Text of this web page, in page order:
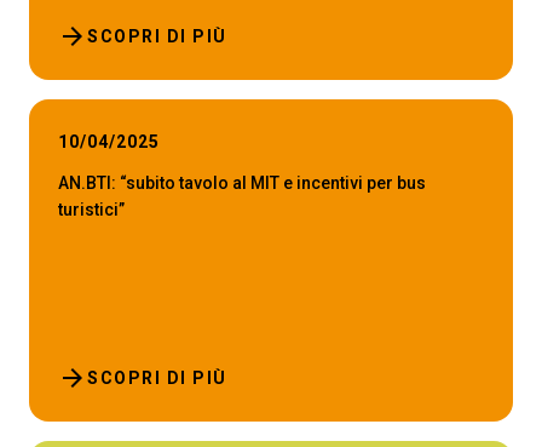
SCOPRI DI PIÙ
arrow_forward
10/04/2025
AN.BTI: “subito tavolo al MIT e incentivi per bus
turistici”
SCOPRI DI PIÙ
arrow_forward